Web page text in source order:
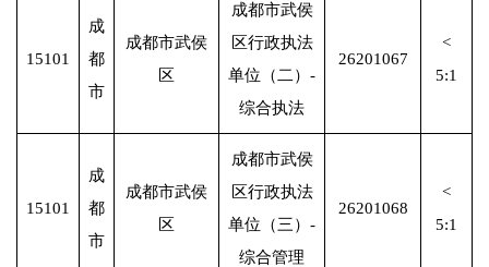
15101
成
都
市
成都市武侯
区
成都市武侯
区行政执法
单位（二）-
综合执法
26201067
<
5:1
15101
成
都
市
成都市武侯
区
成都市武侯
区行政执法
单位（三）-
综合管理
26201068
<
5:1